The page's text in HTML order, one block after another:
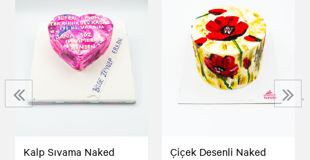
Kalp Sıvama Naked
Çiçek Desenli Naked
‹ ›